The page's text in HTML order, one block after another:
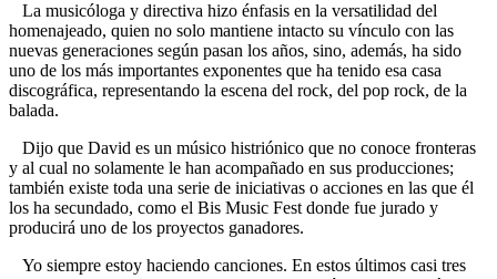
La musicóloga y directiva hizo énfasis en la versatilidad del
homenajeado, quien no solo mantiene intacto su vínculo con las
nuevas generaciones según pasan los años, sino, además, ha sido
uno de los más importantes exponentes que ha tenido esa casa
discográfica, representando la escena del rock, del pop rock, de la
balada.
Dijo que David es un músico histriónico que no conoce fronteras
y al cual no solamente le han acompañado en sus producciones;
también existe toda una serie de iniciativas o acciones en las que él
los ha secundado, como el Bis Music Fest donde fue jurado y
producirá uno de los proyectos ganadores.
Yo siempre estoy haciendo canciones. En estos últimos casi tres